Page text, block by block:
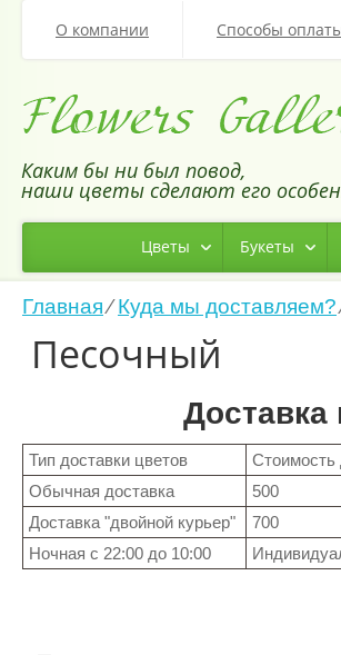
О компании Способы
Каким бы ни был повод,
наши цветы сделают его
Цветы Букеты
Главная⁄Куда мы доставляем?
Песочный
Тип доставки цветов
Стоимость
Обычная доставка
500
Доставка "двойной курьер"
700
Ночная с 22:00 до 10:00